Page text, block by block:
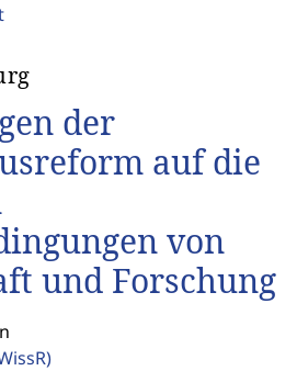
der
auf die
von
und Forschung